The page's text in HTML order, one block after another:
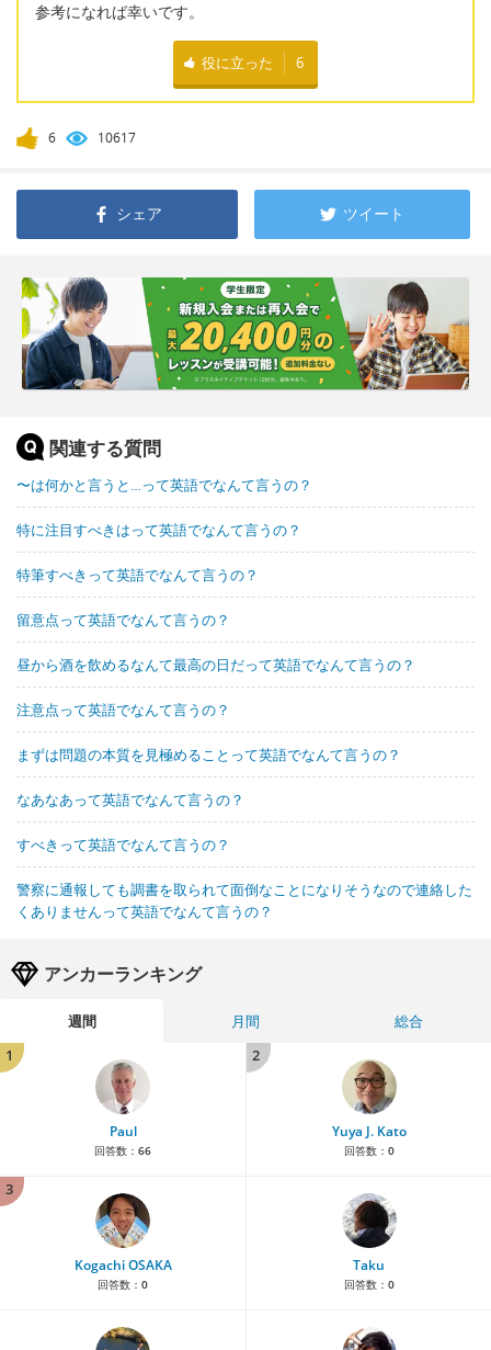
参考になれば幸いです。
役に立った 6
6 10617
シェア ツイート
関連する質問
〜は何かと言うと…って英語でなんて言うの？
特に注目すべきはって英語でなんて言うの？
特筆すべきって英語でなんて言うの？
留意点って英語でなんて言うの？
昼から酒を飲めるなんて最高の日だって英語でなんて言うの？
注意点って英語でなんて言うの？
まずは問題の本質を見極めることって英語でなんて言うの？
なあなあって英語でなんて言うの？
すべきって英語でなんて言うの？
警察に通報しても調書を取られて面倒なことになりそうなので連絡した
くありませんって英語でなんて言うの？
アンカーランキング
週間 月間
総合
1
Paul
回答数： 66
2
Yuya J. Kato
回答数： 0
3
Kogachi OSAKA
回答数： 0
Taku
回答数： 0